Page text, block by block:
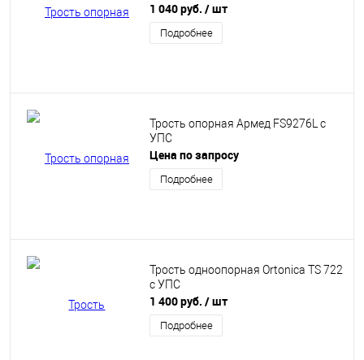
1 040 руб. / шт
Подробнее
Трость опорная Армед FS9276L с
УПС
Цена по запросу
Подробнее
Трость одноопорная Ortonica TS 722
с УПС
1 400 руб. / шт
Подробнее